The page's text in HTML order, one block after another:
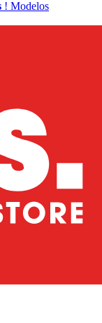
! Modelos